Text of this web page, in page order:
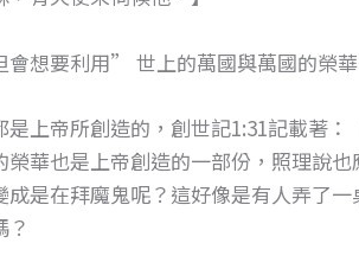
er
會想要利用” 世上的萬國與萬國的榮
是上帝所創造的，創世記1:31記載著
榮華也是上帝創造的一部份，照理說
成是在拜魔鬼呢？這好像是有人弄了
？